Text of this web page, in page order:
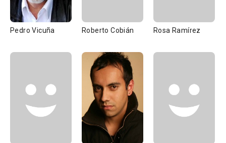
Pedro Vicuña Roberto Cobián Rosa Ramírez